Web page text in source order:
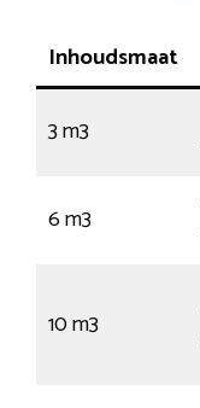
Inhoudsmaat
3 m3
6 m3
10 m3